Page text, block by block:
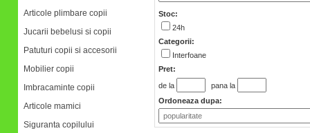
Articole plimbare copii
Jucarii bebelusi si copii
Patuturi copii si accesorii
Mobilier copii
Imbracaminte copii
Articole mamici
Siguranta copilului
Stoc:
24h
Categorii:
Interfoane
Pret:
de la
pana la
Ordoneaza dupa: